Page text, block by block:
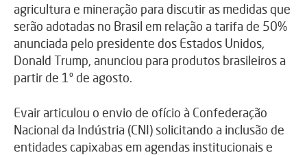
agricultura e mineração para discutir as medidas que
serão adotadas no Brasil em relação a tarifa de 50%
anunciada pelo presidente dos Estados Unidos,
Donald Trump, anunciou para produtos brasileiros a
partir de 1º de agosto.
Evair articulou o envio de ofício à Confederação
Nacional da Indústria (CNI) solicitando a inclusão de
entidades capixabas em agendas institucionais e